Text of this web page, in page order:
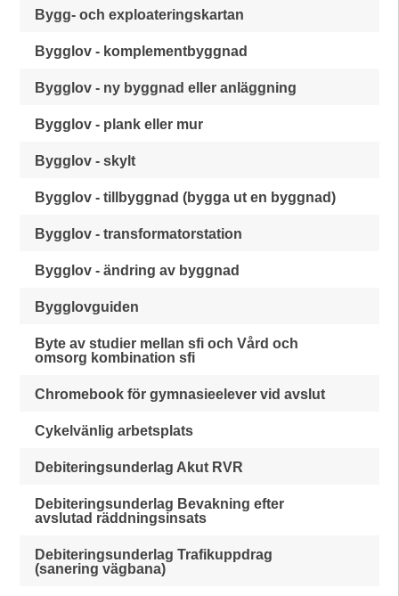
Bygg- och exploateringskartan
Bygglov - komplementbyggnad
Bygglov - ny byggnad eller anläggning
Bygglov - plank eller mur
Bygglov - skylt
Bygglov - tillbyggnad (bygga ut en byggnad)
Bygglov - transformatorstation
Bygglov - ändring av byggnad
Bygglovguiden
Byte av studier mellan sfi och Vård och
omsorg kombination sfi
Chromebook för gymnasieelever vid avslut
Cykelvänlig arbetsplats
Debiteringsunderlag Akut RVR
Debiteringsunderlag Bevakning efter
avslutad räddningsinsats
Debiteringsunderlag Trafikuppdrag
(sanering vägbana)